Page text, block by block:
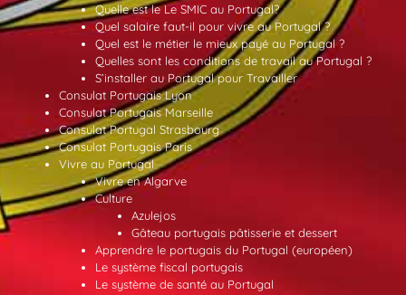
Quelle est le Le SMIC au Portugal?
Quel salaire faut-il pour vivre au Portugal ?
Quel est le métier le mieux payé au Portugal ?
Quelles sont les conditions de travail au Portugal ?
S’installer au Portugal pour Travailler
Consulat Portugais Lyon
Consulat Portugais Marseille
Consulat Portugal Strasbourg
Consulat Portugais Paris
Vivre au Portugal
Vivre en Algarve
Culture
Azulejos
Gâteau portugais pâtisserie et dessert
Apprendre le portugais du Portugal (européen)
Le système fiscal portugais
Le système de santé au Portugal